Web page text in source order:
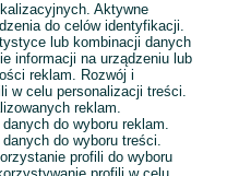
główną
Aktywne
do celów identyfikacji.
lub kombinacji danych
informacji na urządzeniu lub
reklam. Rozwój i
w celu personalizacji treści.
reklam.
do wyboru reklam.
do wyboru treści.
profili do wyboru